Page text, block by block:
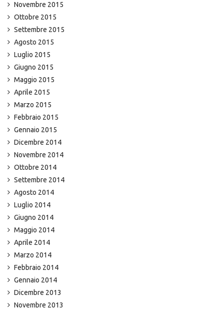
Novembre 2015
Ottobre 2015
Settembre 2015
Agosto 2015
Luglio 2015
Giugno 2015
Maggio 2015
Aprile 2015
Marzo 2015
Febbraio 2015
Gennaio 2015
Dicembre 2014
Novembre 2014
Ottobre 2014
Settembre 2014
Agosto 2014
Luglio 2014
Giugno 2014
Maggio 2014
Aprile 2014
Marzo 2014
Febbraio 2014
Gennaio 2014
Dicembre 2013
Novembre 2013